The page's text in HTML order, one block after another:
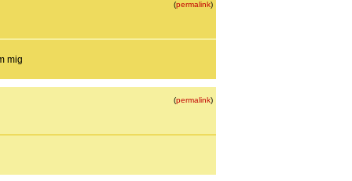
(permalink)
mig
(permalink)